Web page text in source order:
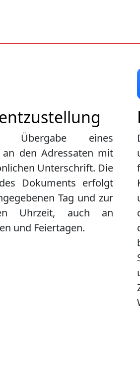
Übergabe eines
an den Adressaten mit
Unterschrift. Die
Dokuments erfolgt
Tag und zur
Uhrzeit, auch an
und Feiertagen.